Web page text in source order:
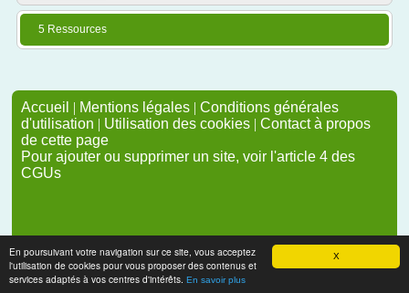
X
En poursuivant votre navigation sur ce site, vous acceptez
l'utilisation de cookies pour vous proposer des contenus et
services adaptés à vos centres d'intérêts. En savoir plus
5 Ressources
Accueil | Mentions légales | Conditions générales
d'utilisation | Utilisation des cookies | Contact à propos
de cette page
Pour ajouter ou supprimer un site, voir l'article 4 des
CGUs